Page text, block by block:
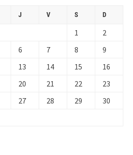
J V S D
1
2
6 7 8
9
13 14 15
16
20 21 22
23
27 28 29
30